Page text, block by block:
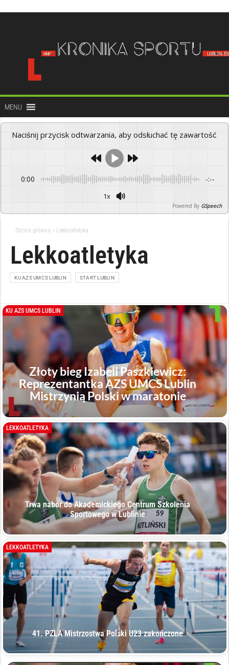
treści
MENU
Naciśnij przycisk odtwarzania, aby odsłuchać tę zawartość
0:00 -:--
1x
Powered By GSpeech
Strona główna > Lekkoatletyka
Lekkoatletyka
KU AZS UMCS LUBLIN START LUBLIN
KU AZS UMCS LUBLIN
Złoty bieg Izabeli Paszkiewicz:
Reprezentantka AZS UMCS Lublin
Mistrzynią Polski w maratonie
LEKKOATLETYKA
Trwa nabór do Akademickiego Centrum Szkolenia
Sportowego w Lublinie
LEKKOATLETYKA
41. PZLA Mistrzostwa Polski U23 zakończone